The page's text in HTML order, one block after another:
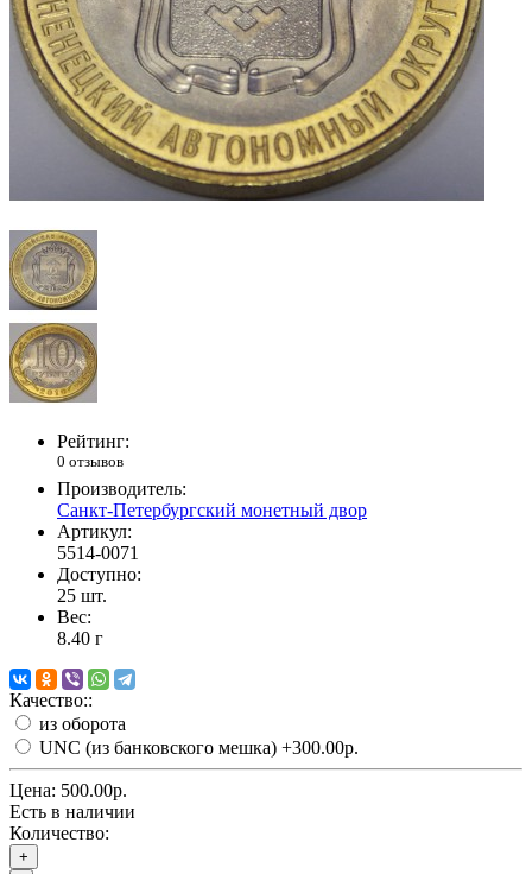
Рейтинг:
0 отзывов
Производитель:
Санкт-Петербургский монетный двор
Артикул:
5514-0071
Доступно:
25 шт.
Вес:
8.40 г
Качество::
из оборота
UNC (из банковского мешка) +300.00р.
Цена: 500.00р.
Есть в наличии
Количество:
+